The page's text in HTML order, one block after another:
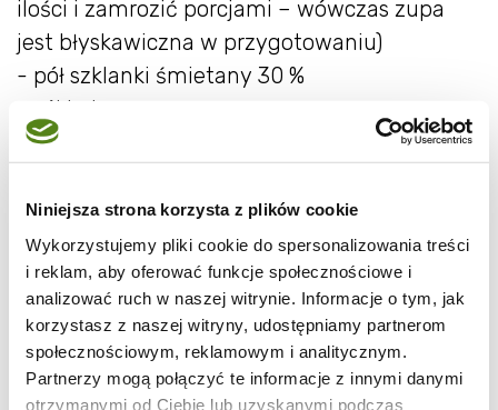
Niniejsza strona korzysta z plików cookie
Wykorzystujemy pliki cookie do spersonalizowania treści
i reklam, aby oferować funkcje społecznościowe i
analizować ruch w naszej witrynie. Informacje o tym, jak
korzystasz z naszej witryny, udostępniamy partnerom
społecznościowym, reklamowym i analitycznym.
Partnerzy mogą połączyć te informacje z innymi danymi
otrzymanymi od Ciebie lub uzyskanymi podczas
ilości i zamrozić porcjami – wówczas zupa
jest błyskawiczna w przygotowaniu)
- pół szklanki śmietany 30 %
- sól i pieprz
+ masło do podsmażenia
- do podania: grzanki lub/i czarnuszka
w y k o n a n i e:
- cebulę obrać i posiekać w piórka.
- czosnek obrać i pozbawić zielonego środka.
z grubsza pokroić.